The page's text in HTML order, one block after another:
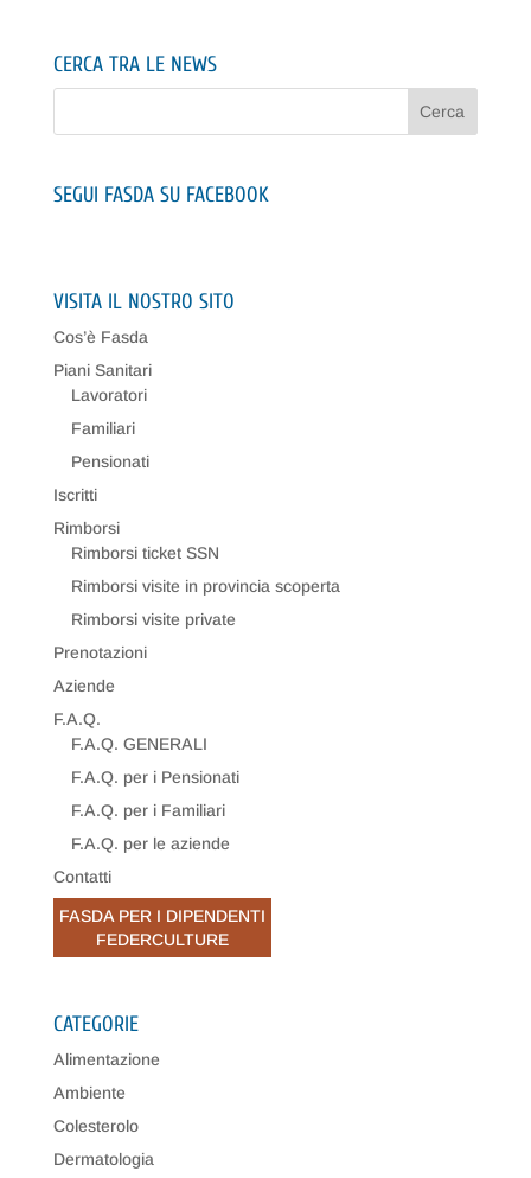
CERCA TRA LE NEWS
SEGUI FASDA SU FACEBOOK
VISITA IL NOSTRO SITO
Cos’è Fasda
Piani Sanitari
Lavoratori
Familiari
Pensionati
Iscritti
Rimborsi
Rimborsi ticket SSN
Rimborsi visite in provincia scoperta
Rimborsi visite private
Prenotazioni
Aziende
F.A.Q.
F.A.Q. GENERALI
F.A.Q. per i Pensionati
F.A.Q. per i Familiari
F.A.Q. per le aziende
Contatti
FASDA PER I DIPENDENTI
FEDERCULTURE
CATEGORIE
Alimentazione
Ambiente
Colesterolo
Dermatologia